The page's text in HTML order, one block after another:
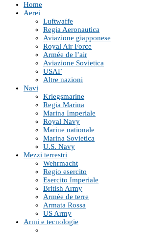
Home
Aerei
Luftwaffe
Regia Aeronautica
Aviazione giapponese
Royal Air Force
Armée de l’air
Aviazione Sovietica
USAF
Altre nazioni
Navi
Kriegsmarine
Regia Marina
Marina Imperiale
Royal Navy
Marine nationale
Marina Sovietica
U.S. Navy
Mezzi terrestri
Wehrmacht
Regio esercito
Esercito Imperiale
British Army
Armée de terre
Armata Rossa
US Army
Armi e tecnologie